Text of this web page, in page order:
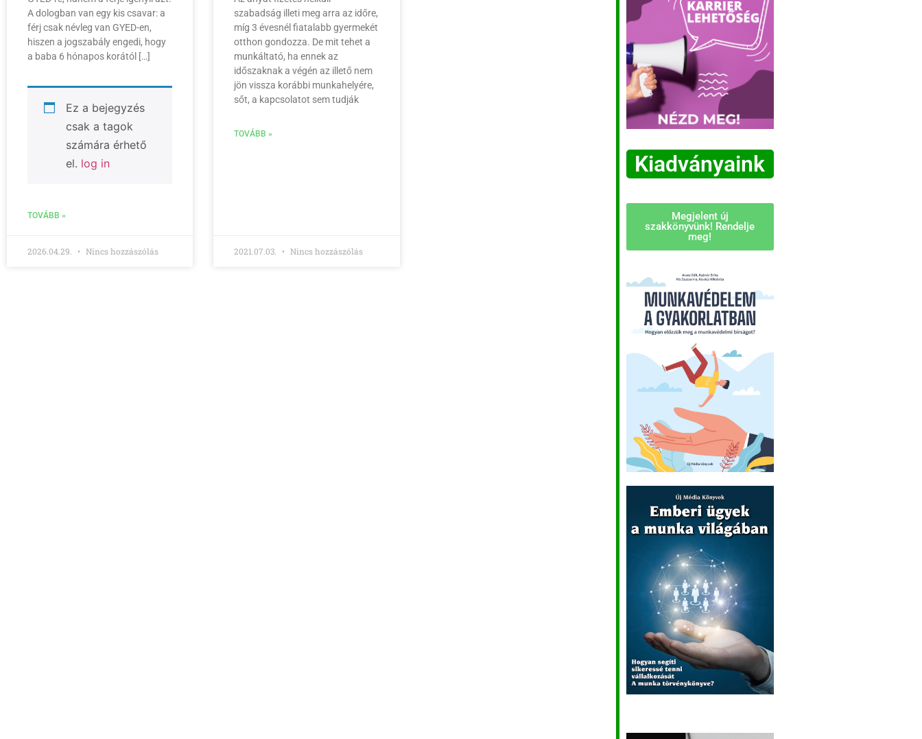
A dologban van egy kis csavar: a
férj csak névleg van GYED-en,
hiszen a jogszabály engedi, hogy
a baba 6 hónapos korától […]
Ez a bejegyzés
csak a tagok
számára érhető
el. log in
TOVÁBB »
2026.04.29. Nincs hozzászólás
szabadság illeti meg arra az időre,
míg 3 évesnél fiatalabb gyermekét
otthon gondozza. De mit tehet a
munkáltató, ha ennek az
időszaknak a végén az illető nem
jön vissza korábbi munkahelyére,
sőt, a kapcsolatot sem tudják
TOVÁBB »
2021.07.03. Nincs hozzászólás
Kiadványaink
Megjelent új
szakkönyvünk! Rendelje
meg!